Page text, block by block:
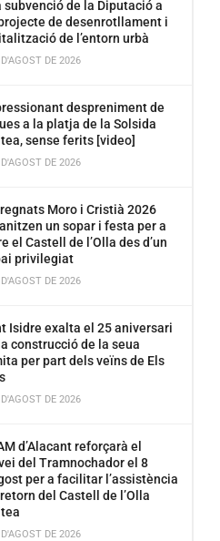
subvenció de la Diputació a
de desenrotllament i
de l’entorn urbà
DE 2026
despreniment de
a la platja de la Solsida
sense ferits [video]
DE 2026
Moro i Cristià 2026
un sopar i festa per a
el Castell de l’Olla des d’un
privilegiat
DE 2026
Isidre exalta el 25 aniversari
construcció de la seua
per part dels veïns de Els
DE 2026
d’Alacant reforçarà el
del Tramnochador el 8
per a facilitar l’assistència
del Castell de l’Olla
DE 2026